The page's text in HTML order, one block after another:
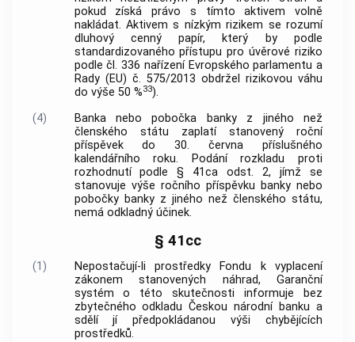
pokud získá právo s tímto aktivem volně
nakládat. Aktivem s nízkým rizikem se rozumí
dluhový cenný papír, který by podle
standardizovaného přístupu pro úvěrové riziko
podle čl. 336 nařízení Evropského parlamentu a
Rady (EU) č. 575/2013 obdržel rizikovou váhu
do výše 50 %33).
(4)
Banka nebo pobočka banky z jiného než
členského státu zaplatí stanovený roční
příspěvek do 30. června příslušného
kalendářního roku. Podání rozkladu proti
rozhodnutí podle § 41ca odst. 2, jímž se
stanovuje výše ročního příspěvku banky nebo
pobočky banky z jiného než členského státu,
nemá odkladný účinek.
§ 41cc
(1)
Nepostačují-li prostředky Fondu k vyplacení
zákonem stanovených náhrad, Garanční
systém o této skutečnosti informuje bez
zbytečného odkladu Českou národní banku a
sdělí jí předpokládanou výši chybějících
prostředků.